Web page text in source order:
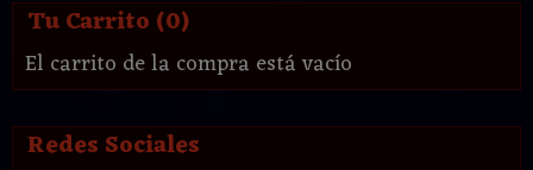
Tu Carrito (0)
El carrito de la compra está vacío
Redes Sociales